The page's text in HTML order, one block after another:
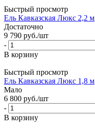
Быстрый просмотр
Ель Кавказская Люкс 2,2 м
Достаточно
9 790 руб./шт
-
В корзину
Быстрый просмотр
Ель Кавказская Люкс 1,8 м
Мало
6 800 руб./шт
-
В корзину